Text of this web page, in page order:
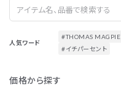
人気ワード
#THOMAS MAGPIE
#イチパーセント
価格から探す